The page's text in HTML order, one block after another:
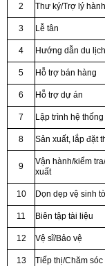
2 Thư ký/Trợ lý
3 Lễ tân
4 Hướng dẫn du lịch
5 Hỗ trợ bán hàng
6 Hỗ trợ dự án
7 Lập trình hệ
8 Sản xuất, lắp đặt
9
Vận hành/kiểm
xuất
10 Dọn dẹp vệ sinh
11 Biên tập tài liệu
12 Vệ sĩ/Bảo vệ
13 Tiếp thị/Chăm